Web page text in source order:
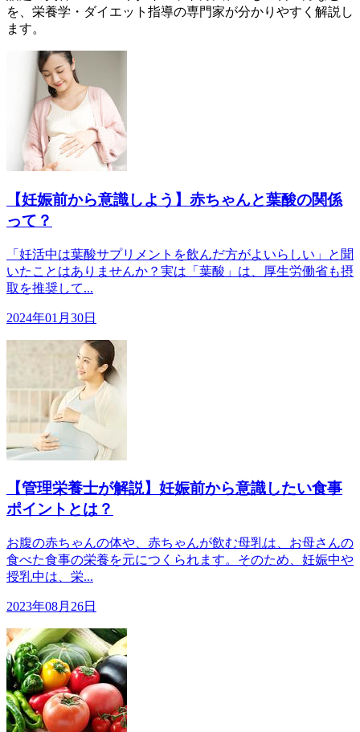
を、栄養学・ダイエット指導の専門家が分かりやすく解説し
ます。
【妊娠前から意識しよう】赤ちゃんと葉酸の関係
って？
「妊活中は葉酸サプリメントを飲んだ方がよいらしい」と聞
いたことはありませんか？実は「葉酸」は、厚生労働省も摂
取を推奨して...
2024年01月30日
【管理栄養士が解説】妊娠前から意識したい食事
ポイントとは？
お腹の赤ちゃんの体や、赤ちゃんが飲む母乳は、お母さんの
食べた食事の栄養を元につくられます。そのため、妊娠中や
授乳中は、栄...
2023年08月26日